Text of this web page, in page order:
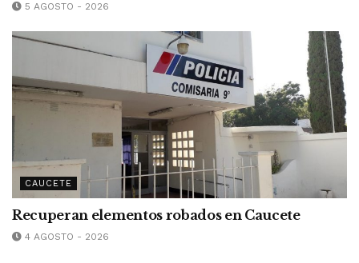
5 AGOSTO - 2026
CAUCETE
Recuperan elementos robados en Caucete
4 AGOSTO - 2026